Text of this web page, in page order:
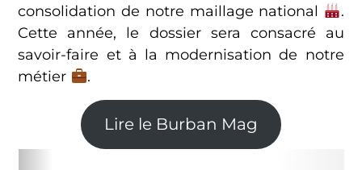
consolidation de notre maillage national
.
Cette année, le dossier sera consacré au
savoir-faire et à la modernisation de notre
métier
.
Lire le Burban Mag